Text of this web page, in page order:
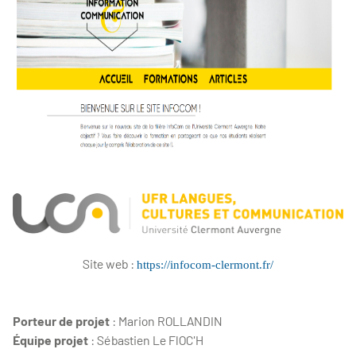
Site web : https://infocom-clermont.fr/
Porteur de projet : Marion ROLLANDIN
Équipe projet : Sébastien Le FlOC'H